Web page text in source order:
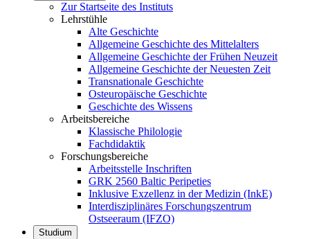
Zur Startseite des Instituts
Lehrstühle
Alte Geschichte
Allgemeine Geschichte des Mittelalters
Allgemeine Geschichte der Frühen Neuzeit
Allgemeine Geschichte der Neuesten Zeit
Transnationale Geschichte
Osteuropäische Geschichte
Geschichte des Wissens
Arbeitsbereiche
Klassische Philologie
Fachdidaktik
Forschungsbereiche
Arbeitsstelle Inschriften
GRK 2560 Baltic Peripeties
Inklusive Exzellenz in der Medizin (InkE)
Interdisziplinäres Forschungszentrum
Ostseeraum (IFZO)
Studium